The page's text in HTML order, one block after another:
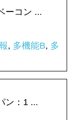
ーコン ...
, 多機能B, 多
ン：1 ...